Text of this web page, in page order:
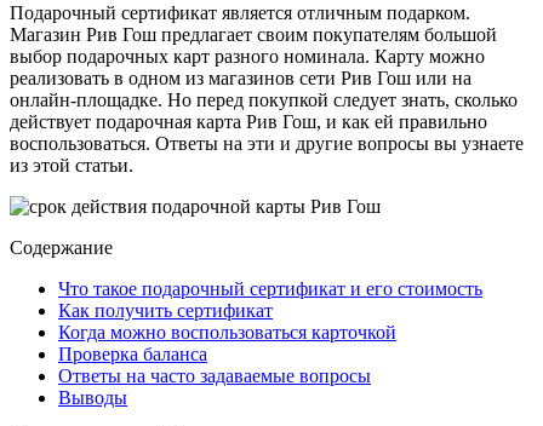
Подарочный сертификат является отличным подарком.
Магазин Рив Гош предлагает своим покупателям большой
выбор подарочных карт разного номинала. Карту можно
реализовать в одном из магазинов сети Рив Гош или на
онлайн-площадке. Но перед покупкой следует знать, сколько
действует подарочная карта Рив Гош, и как ей правильно
воспользоваться. Ответы на эти и другие вопросы вы узнаете
из этой статьи.
Содержание
Что такое подарочный сертификат и его стоимость
Как получить сертификат
Когда можно воспользоваться карточкой
Проверка баланса
Ответы на часто задаваемые вопросы
Выводы